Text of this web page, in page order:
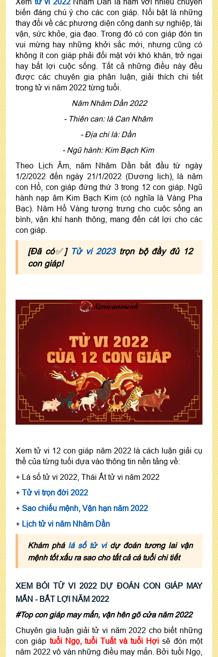
biến đáng chú ý cho các con giáp. Nổi bật là những
thay đổi về các phương diện công danh sự nghiệp, tài
vận, sức khỏe, gia đạo. Trong đó có con giáp đón tin
vui mừng hay những khởi sắc mới, nhưng cũng có
không ít con giáp phải đối mặt với khó khăn, trở ngại
hay bất lợi cuộc sống. Tất cả những điều này đều
được các chuyên gia phân luận, giải thích chi tiết
trong tử vi năm 2022 từng tuổi.
Năm Nhâm Dần 2022
- Thiên can: là Can Nhâm
- Địa chi là: Dần
- Ngũ hành: Kim Bạch Kim
Theo Lịch Âm, năm Nhâm Dần bắt đầu từ ngày
1/2/2022 đến ngày 21/1/2022 (Dương lịch), là năm
con Hổ, con giáp đứng thứ 3 trong 12 con giáp. Ngũ
hành nạp âm Kim Bạch Kim (có nghĩa là Vàng Pha
Bạc). Năm Hổ Vàng tượng trưng cho cuộc sống an
bình, vận khí hanh thông, mang đến cát lợi cho các
con giáp.
[Đã có✅] Tử vi 2023trọn bộ đầy đủ 12
con giáp!
Xem tử vi 12 con giáp năm 2022 là cách luận giải cụ
thể của từng tuổi dựa vào thông tin nền tảng về:
+ Lá số tử vi 2022, Thái Ất tử vi năm 2022
+ Tử vi trọn đời 2022
+ Sao chiếu mệnh, Vận hạn năm 2022
+ Lịch tử vi năm Nhâm Dần
Khám phá lá số tử vidự đoán tương lai vận
mệnh tốt xấu ra sao cho tất cả cá tuổi chi tiết
XEM BÓI TỬ VI 2022 DỰ ĐOÁN CON GIÁP MAY
MẮN - BẤT LỢI NĂM 2022
#Top con giáp may mắn, vận hên gõ cửa năm 2022
Chuyên gia luận giải tử vi năm 2022 cho biết những
con giáp tuổi Ngọ, tuổi Tuất và tuổi Hợi sẽ đón một
năm 2022 vô vàn những điều may mắn. Bởi tuổi Ngọ,